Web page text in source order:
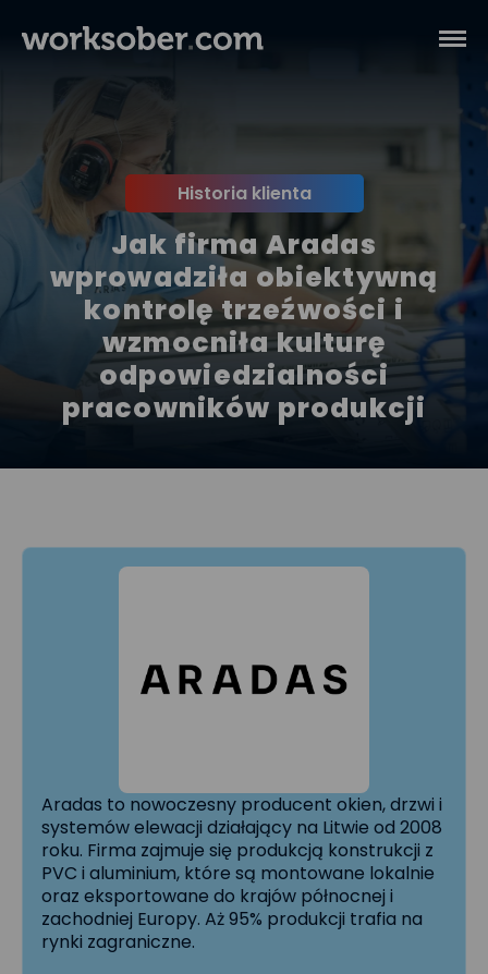
Historia klienta
Jak firma Aradas
wprowadziła obiektywną
kontrolę trzeźwości i
wzmocniła kulturę
odpowiedzialności
pracowników produkcji
Aradas to nowoczesny producent okien, drzwi i
systemów elewacji działający na Litwie od 2008
roku. Firma zajmuje się produkcją konstrukcji z
PVC i aluminium, które są montowane lokalnie
oraz eksportowane do krajów północnej i
zachodniej Europy. Aż 95% produkcji trafia na
rynki zagraniczne.